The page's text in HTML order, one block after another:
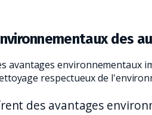
ÉTAPE PAR ÉTAPE ET LE
des
avantages environnementaux
respectueux de
des avantages